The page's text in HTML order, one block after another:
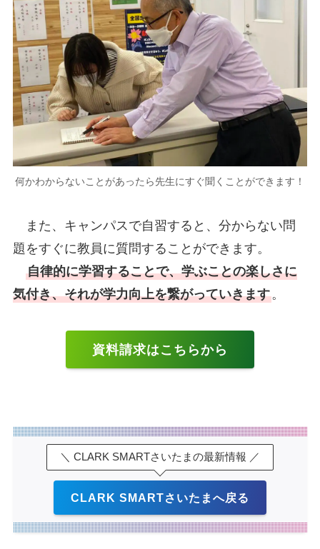
何かわからないことがあったら先生にすぐ聞くことができます！
また、キャンパスで自習すると、分からない問
題をすぐに教員に質問することができます。
自律的に学習することで、学ぶことの楽しさに
気付き、それが学力向上を繋がっていきます。
資料請求はこちらから
＼ CLARK SMARTさいたまの最新情報 ／
CLARK SMARTさいたまへ戻る